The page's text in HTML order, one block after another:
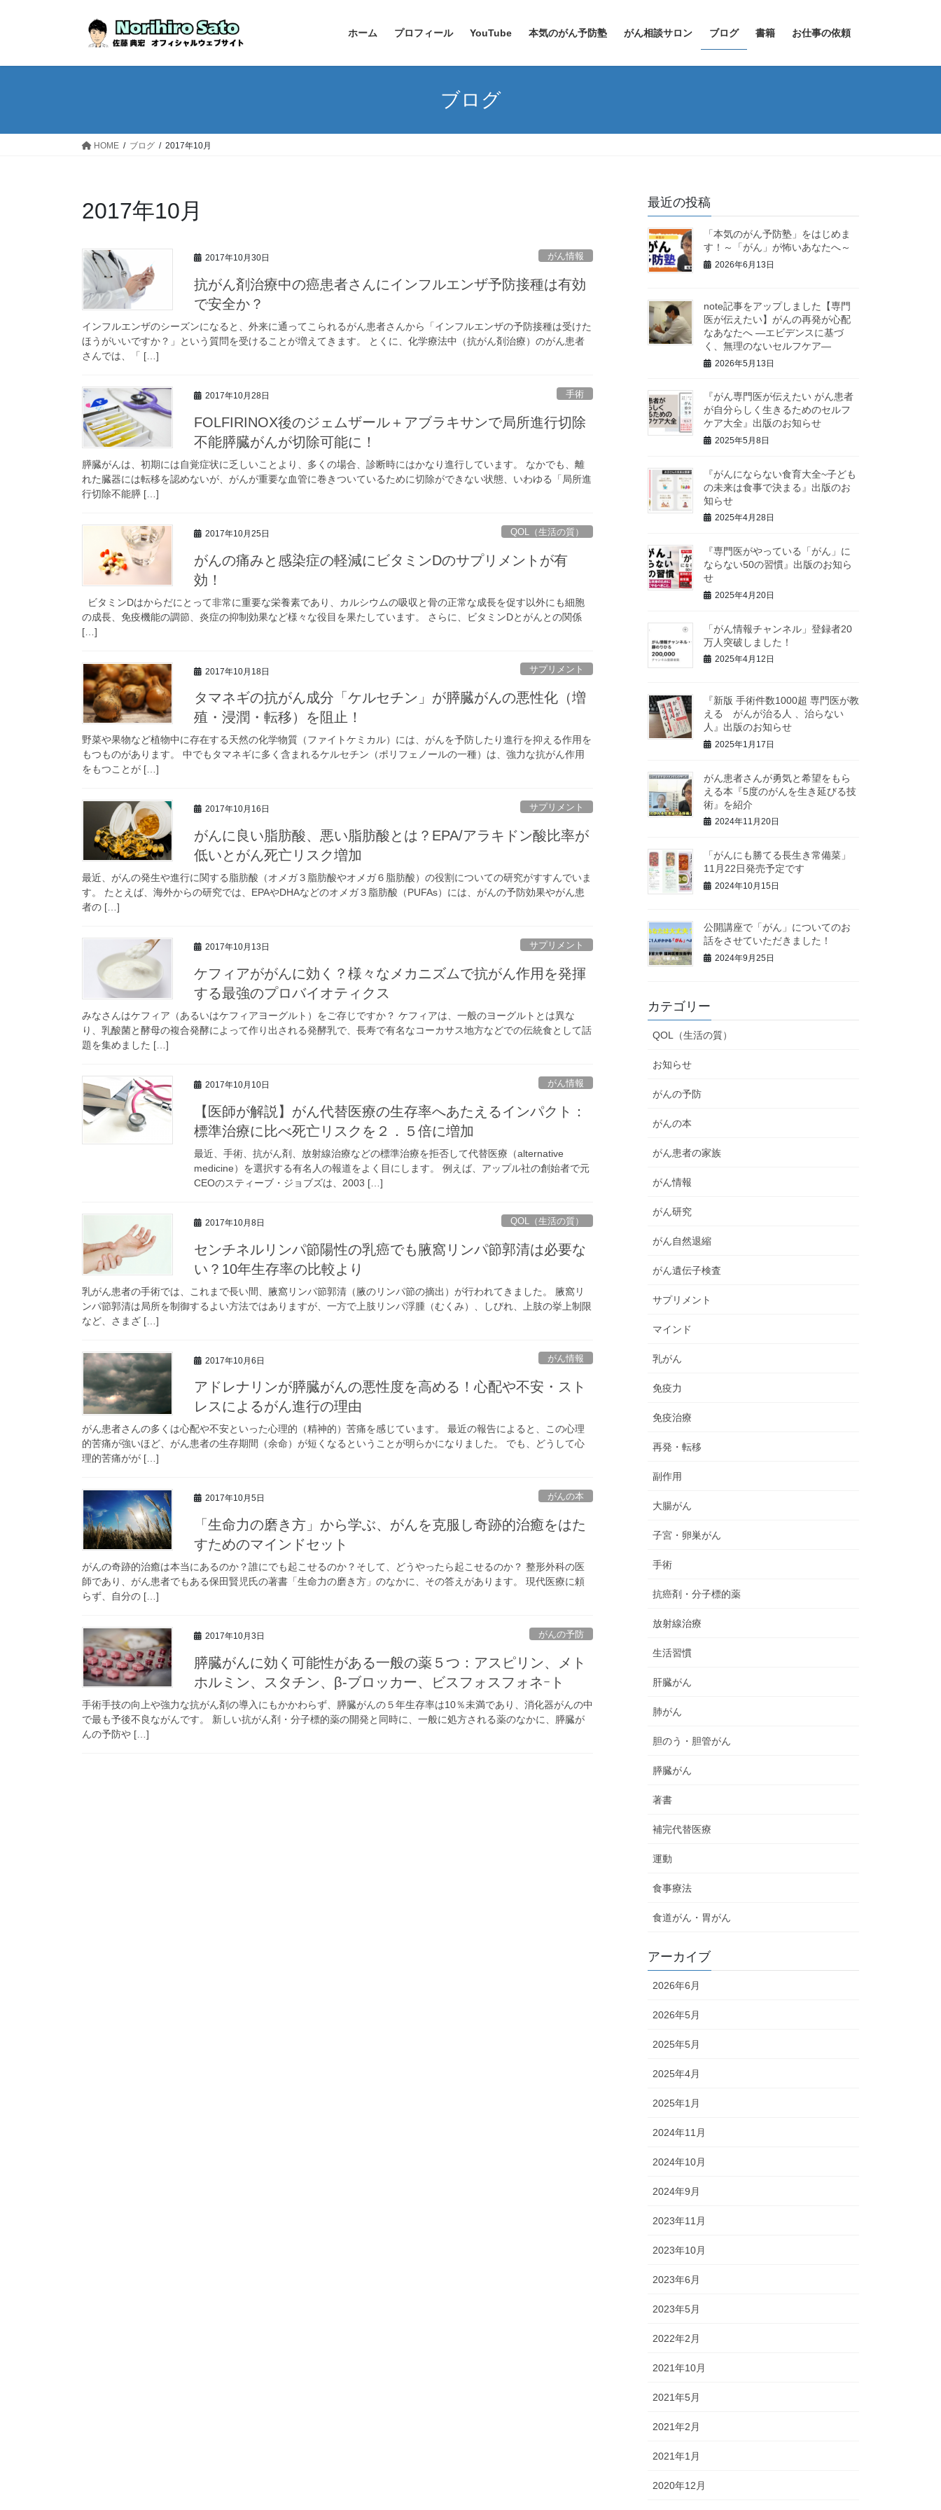
ホーム プロフィール YouTube 本気のがん予防塾 がん相談サロン ブログ 書籍 お仕事の依頼
ブログ
HOME ブログ 2017年10月
2017年10月
2017年10月30日 がん情報
抗がん剤治療中の癌患者さんにインフルエンザ予防接種は有効
で安全か？
インフルエンザのシーズンになると、外来に通ってこられるがん患者さんから「インフルエンザの予防接種は受けた
ほうがいいですか？」という質問を受けることが増えてきます。 とくに、化学療法中（抗がん剤治療）のがん患者
さんでは、「 […]
2017年10月28日 手術
FOLFIRINOX後のジェムザール＋アブラキサンで局所進行切除
不能膵臓がんが切除可能に！
膵臓がんは、初期には自覚症状に乏しいことより、多くの場合、診断時にはかなり進行しています。 なかでも、離
れた臓器には転移を認めないが、がんが重要な血管に巻きついているために切除ができない状態、いわゆる「局所進
行切除不能膵 […]
2017年10月25日 QOL（生活の質）
がんの痛みと感染症の軽減にビタミンDのサプリメントが有
効！
ビタミンDはからだにとって非常に重要な栄養素であり、カルシウムの吸収と骨の正常な成長を促す以外にも細胞
の成長、免疫機能の調節、炎症の抑制効果など様々な役目を果たしています。 さらに、ビタミンDとがんとの関係
[…]
2017年10月18日 サプリメント
タマネギの抗がん成分「ケルセチン」が膵臓がんの悪性化（増
殖・浸潤・転移）を阻止！
野菜や果物など植物中に存在する天然の化学物質（ファイトケミカル）には、がんを予防したり進行を抑える作用を
もつものがあります。 中でもタマネギに多く含まれるケルセチン（ポリフェノールの一種）は、強力な抗がん作用
をもつことが […]
2017年10月16日 サプリメント
がんに良い脂肪酸、悪い脂肪酸とは？EPA/アラキドン酸比率が
低いとがん死亡リスク増加
最近、がんの発生や進行に関する脂肪酸（オメガ３脂肪酸やオメガ６脂肪酸）の役割についての研究がすすんでいま
す。 たとえば、海外からの研究では、EPAやDHAなどのオメガ３脂肪酸（PUFAs）には、がんの予防効果やがん患
者の […]
2017年10月13日 サプリメント
ケフィアががんに効く？様々なメカニズムで抗がん作用を発揮
する最強のプロバイオティクス
みなさんはケフィア（あるいはケフィアヨーグルト）をご存じですか？ ケフィアは、一般のヨーグルトとは異な
り、乳酸菌と酵母の複合発酵によって作り出される発酵乳で、長寿で有名なコーカサス地方などでの伝統食として話
題を集めました […]
2017年10月10日 がん情報
【医師が解説】がん代替医療の生存率へあたえるインパクト：
標準治療に比べ死亡リスクを２．５倍に増加
最近、手術、抗がん剤、放射線治療などの標準治療を拒否して代替医療（alternative
medicine）を選択する有名人の報道をよく目にします。 例えば、アップル社の創始者で元
CEOのスティーブ・ジョブズは、2003 […]
2017年10月8日 QOL（生活の質）
センチネルリンパ節陽性の乳癌でも腋窩リンパ節郭清は必要な
い？10年生存率の比較より
乳がん患者の手術では、これまで長い間、腋窩リンパ節郭清（腋のリンパ節の摘出）が行われてきました。 腋窩リ
ンパ節郭清は局所を制御するよい方法ではありますが、一方で上肢リンパ浮腫（むくみ）、しびれ、上肢の挙上制限
など、さまざ […]
2017年10月6日 がん情報
アドレナリンが膵臓がんの悪性度を高める！心配や不安・スト
レスによるがん進行の理由
がん患者さんの多くは心配や不安といった心理的（精神的）苦痛を感じています。 最近の報告によると、この心理
的苦痛が強いほど、がん患者の生存期間（余命）が短くなるということが明らかになりました。 でも、どうして心
理的苦痛がが […]
2017年10月5日 がんの本
「生命力の磨き方」から学ぶ、がんを克服し奇跡的治癒をはた
すためのマインドセット
がんの奇跡的治癒は本当にあるのか？誰にでも起こせるのか？そして、どうやったら起こせるのか？ 整形外科の医
師であり、がん患者でもある保田賢児氏の著書「生命力の磨き方」のなかに、その答えがあります。 現代医療に頼
らず、自分の […]
2017年10月3日 がんの予防
膵臓がんに効く可能性がある一般の薬５つ：アスピリン、メト
ホルミン、スタチン、β-ブロッカー、ビスフォスフォネｰト
手術手技の向上や強力な抗がん剤の導入にもかかわらず、膵臓がんの５年生存率は10％未満であり、消化器がんの中
で最も予後不良ながんです。 新しい抗がん剤・分子標的薬の開発と同時に、一般に処方される薬のなかに、膵臓が
んの予防や […]
最近の投稿
「本気のがん予防塾」をはじめま
す！～「がん」が怖いあなたへ～
2026年6月13日
note記事をアップしました【専門
医が伝えたい】がんの再発が心配
なあなたへ ―エビデンスに基づ
く、無理のないセルフケア―
2026年5月13日
『がん専門医が伝えたい がん患者
が自分らしく生きるためのセルフ
ケア大全』出版のお知らせ
2025年5月8日
『がんにならない食育大全~子ども
の未来は食事で決まる』出版のお
知らせ
2025年4月28日
『専門医がやっている「がん」に
ならない50の習慣』出版のお知ら
せ
2025年4月20日
「がん情報チャンネル」登録者20
万人突破しました！
2025年4月12日
『新版 手術件数1000超 専門医が教
える がんが治る人 、治らない
人』出版のお知らせ
2025年1月17日
がん患者さんが勇気と希望をもら
える本『5度のがんを生き延びる技
術』を紹介
2024年11月20日
「がんにも勝てる長生き常備菜」
11月22日発売予定です
2024年10月15日
公開講座で「がん」についてのお
話をさせていただきました！
2024年9月25日
カテゴリー
QOL（生活の質）
お知らせ
がんの予防
がんの本
がん患者の家族
がん情報
がん研究
がん自然退縮
がん遺伝子検査
サプリメント
マインド
乳がん
免疫力
免疫治療
再発・転移
副作用
大腸がん
子宮・卵巣がん
手術
抗癌剤・分子標的薬
放射線治療
生活習慣
肝臓がん
肺がん
胆のう・胆管がん
膵臓がん
著書
補完代替医療
運動
食事療法
食道がん・胃がん
アーカイブ
2026年6月
2026年5月
2025年5月
2025年4月
2025年1月
2024年11月
2024年10月
2024年9月
2023年11月
2023年10月
2023年6月
2023年5月
2022年2月
2021年10月
2021年5月
2021年2月
2021年1月
2020年12月